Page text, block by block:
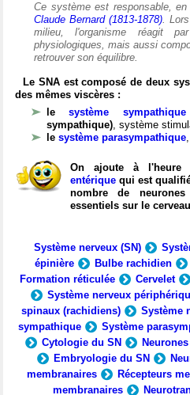
Ce système est responsable,
Claude Bernard (1813-1878).
milieu, l'organisme réagit
physiologiques, mais aussi
retrouver son équilibre.
Le SNA est composé de deux
des mêmes viscères :
lesystème
sympathique), système
le système parasympathique
On ajoute à l'heure
entérique qui est
nombre de
essentiels sur le
Système nerveux (SN)
épinière
Bulbe rachidien
Formation réticulée
Cervelet
Système nerveux
spinaux (rachidiens)
Système
sympathique
Système
Cytologie du SN
Neurones
Embryologie du SN
membranaires
Récepteurs
membranaires